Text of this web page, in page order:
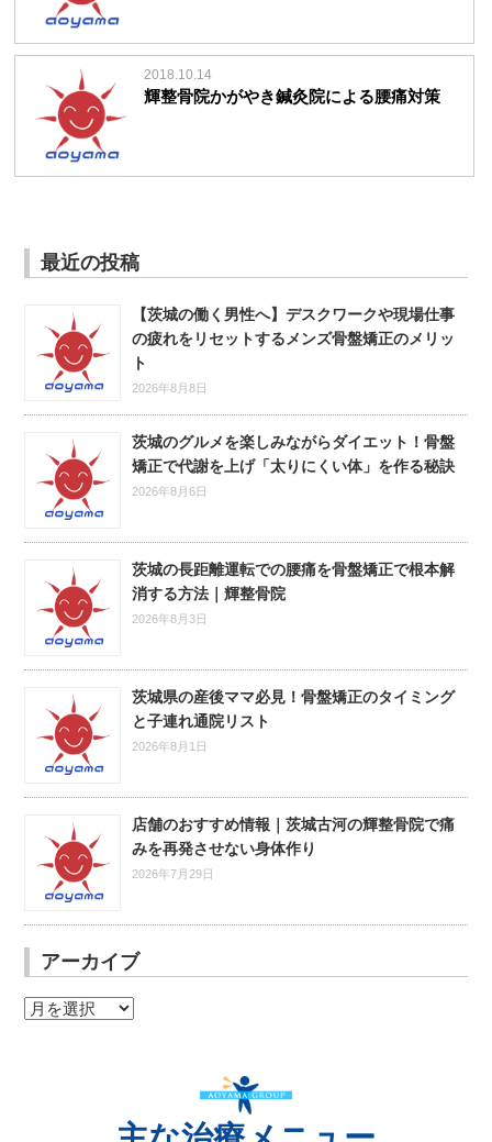
2018.10.14
輝整骨院かがやき鍼灸院による腰痛対策
最近の投稿
【茨城の働く男性へ】デスクワークや現場仕事
の疲れをリセットするメンズ骨盤矯正のメリッ
ト
2026年8月8日
茨城のグルメを楽しみながらダイエット！骨盤
矯正で代謝を上げ「太りにくい体」を作る秘訣
2026年8月6日
茨城の長距離運転での腰痛を骨盤矯正で根本解
消する方法｜輝整骨院
2026年8月3日
茨城県の産後ママ必見！骨盤矯正のタイミング
と子連れ通院リスト
2026年8月1日
店舗のおすすめ情報｜茨城古河の輝整骨院で痛
みを再発させない身体作り
2026年7月29日
アーカイブ
ア